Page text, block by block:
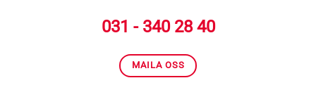
031 - 340 28 40
MAILA OSS